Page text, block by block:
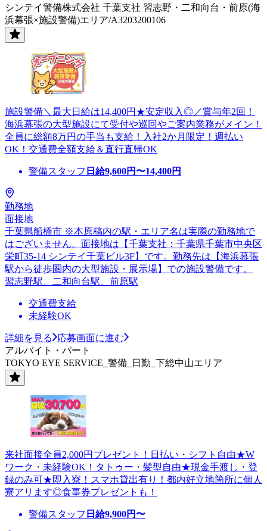
シンテイ警備株式会社 千葉支社 習志野・二和向台・前原(海
浜幕張×施設警備)エリア/A3203200106
施設警備＼最大日給は14,400円★安定収入◎／賞与年2回！
海浜幕張の大型施設にて受付や巡回やご案内業務がメイン！
全員に総額8万円の手当も支給！入社2か月限定！週払い
OK！交通費全額支給＆直行直帰OK
警備スタッフ 日給9,600円〜14,400円
勤務地
面接地
千葉県船橋市 ※本原稿内の駅・エリア名は実際の勤務地で
はございません。面接地は【千葉支社：千葉県千葉市中央区
栄町35-14 シンテイ千葉ビル3F】です。勤務先は【海浜幕張
駅から徒歩圏内の大型施設・展示場】での施設警備です。
習志野駅、二和向台駅、前原駅
交通費支給
未経験OK
詳細を見る
応募画面に進む
アルバイト・パート
TOKYO EYE SERVICE_警備_日勤_下総中山エリア
来社面接全員2,000円プレゼント！日払い・シフト自由★W
ワーク・未経験OK！タトゥー・髪型自由★現金手渡し・登
録のみ可★即入寮！スマホ貸出有り！都内好立地箇所に個人
寮アリます◎食事券プレゼントも！
警備スタッフ 日給9,900円〜